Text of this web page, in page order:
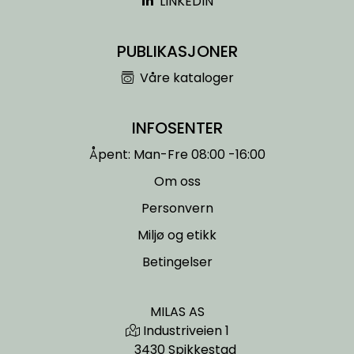
PUBLIKASJONER
Våre kataloger
INFOSENTER
Åpent: Man-Fre 08:00 -16:00
Om oss
Personvern
Miljø og etikk
Betingelser
MILAS AS
Industriveien 1
3430 Spikkestad
OUTLET & GJENBRUK
BARNEHAGE OG SKOLE
Park og anlegg/Byutvikling